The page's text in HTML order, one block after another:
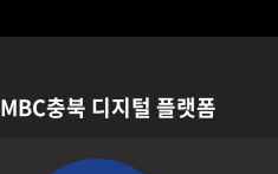
MBC충북 디지털 플랫폼